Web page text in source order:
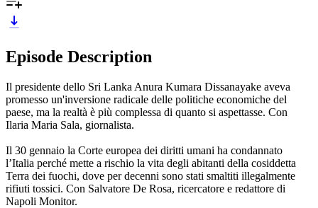
Episode Description
Il presidente dello Sri Lanka Anura Kumara Dissanayake aveva
promesso un'inversione radicale delle politiche economiche del
paese, ma la realtà è più complessa di quanto si aspettasse. Con
Ilaria Maria Sala, giornalista.
Il 30 gennaio la Corte europea dei diritti umani ha condannato
l’Italia perché mette a rischio la vita degli abitanti della cosiddetta
Terra dei fuochi, dove per decenni sono stati smaltiti illegalmente
rifiuti tossici. Con Salvatore De Rosa, ricercatore e redattore di
Napoli Monitor.